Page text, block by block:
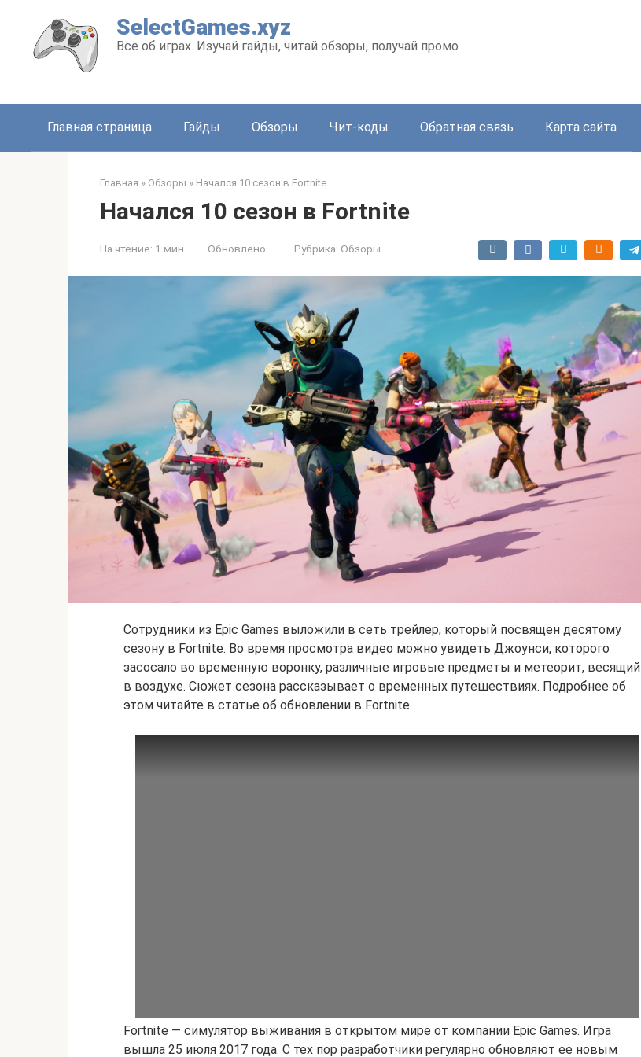
контенту
SelectGames.xyz
Все об играх. Изучай гайды, читай обзоры, получай промо
Главная страница Гайды Обзоры Чит-коды Обратная связь Карта сайта
Главная » Обзоры » Начался 10 сезон в Fortnite
Начался 10 сезон в Fortnite
На чтение: 1 мин Обновлено: Рубрика: Обзоры
Сотрудники из Epic Games выложили в сеть трейлер, который посвящен десятому
сезону в Fortnite. Во время просмотра видео можно увидеть Джоунси, которого
засосало во временную воронку, различные игровые предметы и метеорит, весящий
в воздухе. Сюжет сезона рассказывает о временных путешествиях. Подробнее об
этом читайте в статье об обновлении в Fortnite.
Fortnite — симулятор выживания в открытом мире от компании Epic Games. Игра
вышла 25 июля 2017 года. С тех пор разработчики регулярно обновляют ее новым